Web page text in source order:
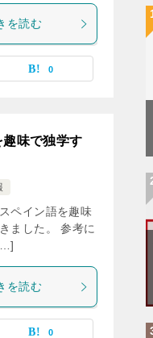
を読む
0
味で独学す
ペイン語を趣味
ました。 参考に
を読む
0